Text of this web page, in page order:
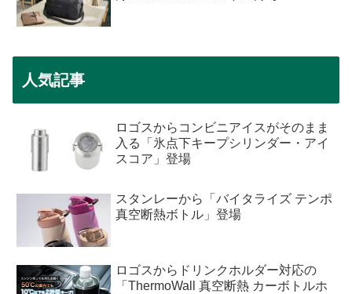
人気記事
ロゴスからコンビニアイスがそのまま
入る「氷点下キープシリンダー・アイ
スコア」登場
スタンレーから「バイタライズ テンポ
真空断熱ボトル」登場
ロゴスからドリンクホルダー対応の
「ThermoWall 真空断熱 カーボトルホ